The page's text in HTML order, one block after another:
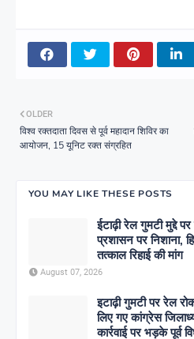
OLDER
विश्व रक्तदाता दिवस से पूर्व महादान शिविर का
आयोजन, 15 यूनिट रक्त संग्रहित
YOU MAY LIKE THESE POSTS
ईटाढ़ी रेल गुमटी मुद्दे
प्रशासन पर निशाना,
तत्काल रिहाई की मांग
August 07, 2026
इटाढ़ी गुमटी पर रेल
लिए गए कांग्रेस
कार्रवाई पर भड़के पूर्व